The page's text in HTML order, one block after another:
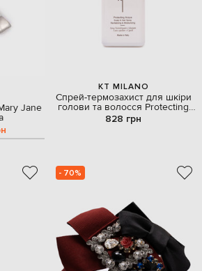
Jane
KT MILANO
Спрей-термозахист для шкіри
голови та волосся Protecting
Acqua 120 мл
828 грн
- 70%